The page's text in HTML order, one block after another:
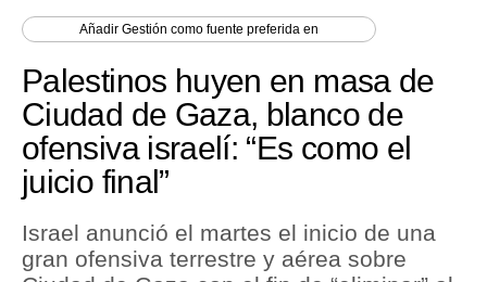
Economía
Mercados
Política
Tu Dinero
AñadirGestión como fuente preferida en
Palestinos huyen en masa de
Ciudad de Gaza, blanco de
ofensiva israelí: “Es como el
juicio final”
Israel anunció el martes el inicio de una
gran ofensiva terrestre y aérea sobre